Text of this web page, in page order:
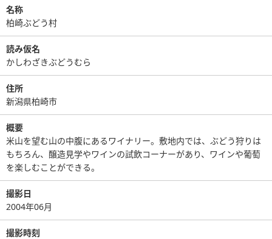
名称
柏崎ぶどう村
読み仮名
かしわざきぶどうむら
住所
新潟県柏崎市
概要
米山を望む山の中腹にあるワイナリー。敷地内では、ぶどう狩りは
もちろん、醸造見学やワインの試飲コーナーがあり、ワインや葡萄
を楽しむことができる。
撮影日
2004年06月
撮影時刻